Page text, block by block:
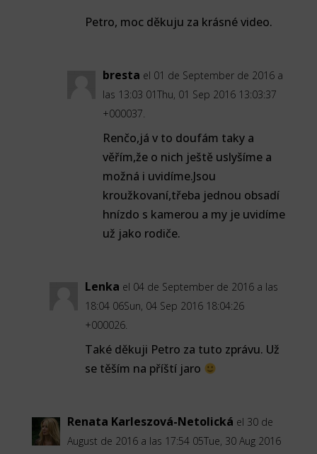
Petro, moc děkuju za krásné video.
bresta el 01 de September de 2016 a
las 13:03 01Thu, 01 Sep 2016 13:03:37
+000037.
Renčo,já v to doufám taky a
věřím,že o nich ještě uslyšíme a
možná i uvidíme.Jsou
kroužkovaní,třeba jednou obsadí
hnízdo s kamerou a my je uvidíme
už jako rodiče.
Lenka el 04 de September de 2016 a las
18:04 06Sun, 04 Sep 2016 18:04:26
+000026.
Také děkuji Petro za tuto zprávu. Už
se těším na příští jaro
Renata Karleszová-Netolická el 30 de
August de 2016 a las 17:54 05Tue, 30 Aug 2016